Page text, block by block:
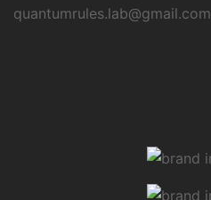
quantumrules.lab@gmail.com